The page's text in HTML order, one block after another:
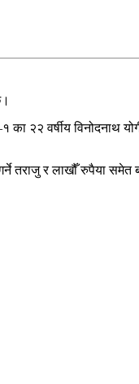
का २२ वर्षीय विनोदनाथ
तराजु र लाखौँ रुपैया